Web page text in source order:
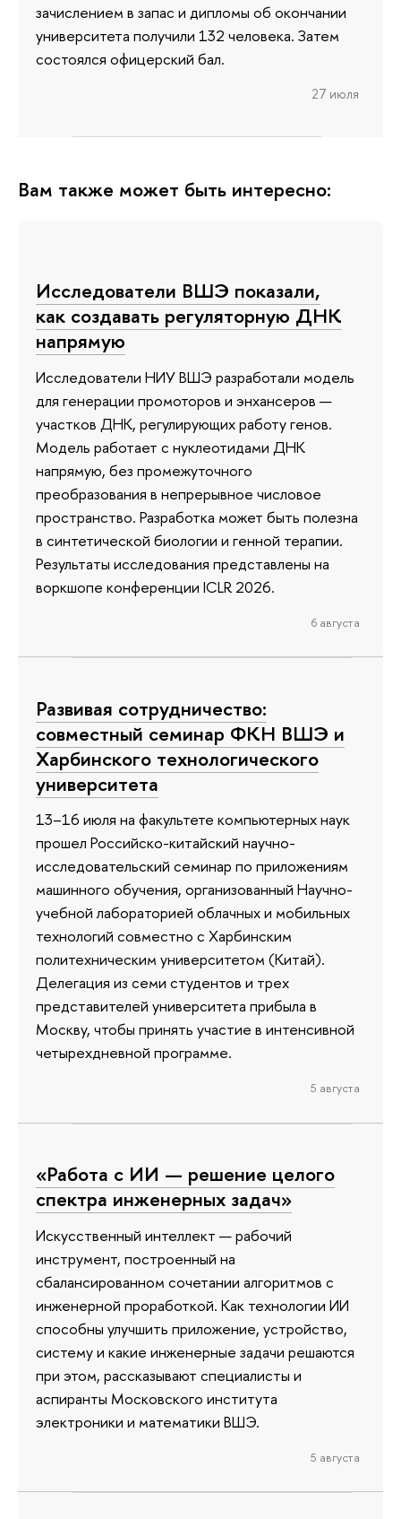
зачислением в запас и дипломы об окончании
университета получили 132 человека. Затем
состоялся офицерский бал.
27 июля
Вам также может быть интересно:
Исследователи ВШЭ показали,
как создавать регуляторную ДНК
напрямую
Исследователи НИУ ВШЭ разработали модель
для генерации промоторов и энхансеров —
участков ДНК, регулирующих работу генов.
Модель работает с нуклеотидами ДНК
напрямую, без промежуточного
преобразования в непрерывное числовое
пространство. Разработка может быть полезна
в синтетической биологии и генной терапии.
Результаты исследования представлены на
воркшопе конференции ICLR 2026.
6 августа
Развивая сотрудничество:
совместный семинар ФКН ВШЭ и
Харбинского технологического
университета
13–16 июля на факультете компьютерных наук
прошел Российско-китайский научно-
исследовательский семинар по приложениям
машинного обучения, организованный Научно-
учебной лабораторией облачных и мобильных
технологий совместно с Харбинским
политехническим университетом (Китай).
Делегация из семи студентов и трех
представителей университета прибыла в
Москву, чтобы принять участие в интенсивной
четырехдневной программе.
5 августа
«Работа с ИИ — решение целого
спектра инженерных задач»
Искусственный интеллект — рабочий
инструмент, построенный на
сбалансированном сочетании алгоритмов с
инженерной проработкой. Как технологии ИИ
способны улучшить приложение, устройство,
систему и какие инженерные задачи решаются
при этом, рассказывают специалисты и
аспиранты Московского института
электроники и математики ВШЭ.
5 августа